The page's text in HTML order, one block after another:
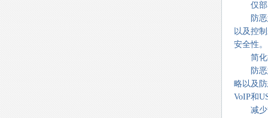
仅部
防恶意
以及控
安全性。
简化
防恶意
略以及
VoIP和
减少